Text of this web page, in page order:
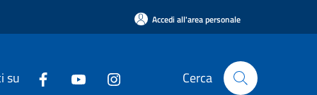
Accedi all'area personale
su Cerca